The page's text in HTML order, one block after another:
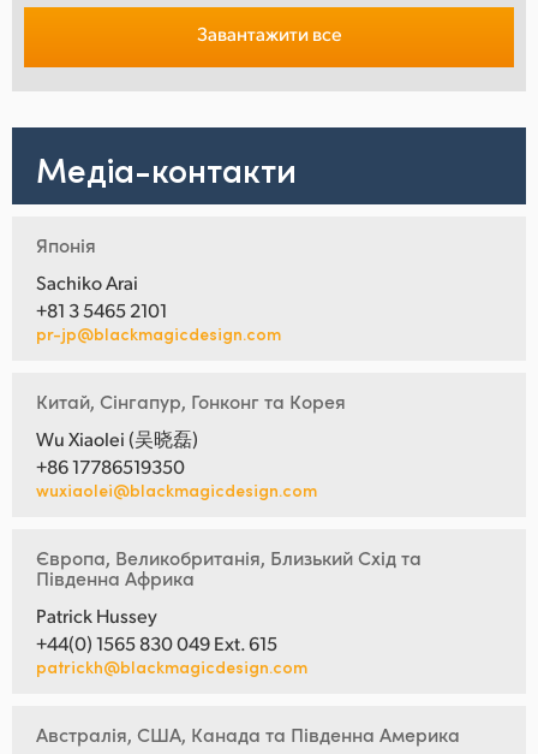
Завантажити все
Медіа-контакти
Японія
Sachiko Arai
+81 3 5465 2101
pr-jp@blackmagicdesign.com
Китай, Сінгапур, Гонконг та Корея
Wu Xiaolei (吴晓磊)
+86 17786519350
wuxiaolei@blackmagicdesign.com
Європа, Великобританія, Близький Схід та
Південна Африка
Patrick Hussey
+44(0) 1565 830 049 Ext. 615
patrickh@blackmagicdesign.com
Австралія, США, Канада та Південна Америка